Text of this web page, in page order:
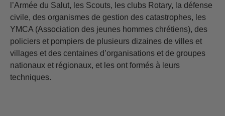
l’Armée du Salut, les Scouts, les clubs Rotary, la défense
civile, des organismes de gestion des catastrophes, les
YMCA (Association des jeunes hommes chrétiens), des
policiers et pompiers de plusieurs dizaines de villes et
villages et des centaines d’organisations et de groupes
nationaux et régionaux, et les ont formés à leurs
techniques.